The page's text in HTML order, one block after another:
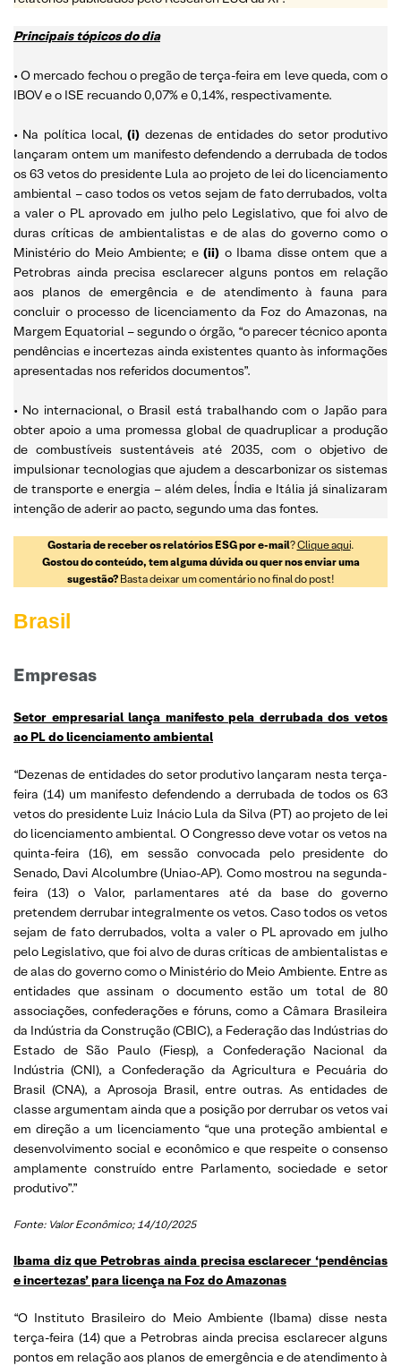
Principais tópicos do dia
• O mercado fechou o pregão de terça-feira em leve queda, com o
IBOV e o ISE recuando 0,07% e 0,14%, respectivamente.
• Na política local,(i) dezenas de entidades do setor produtivo
lançaram ontem um manifesto defendendo a derrubada de todos
os 63 vetos do presidente Lula ao projeto de lei do licenciamento
ambiental – caso todos os vetos sejam de fato derrubados, volta
a valer o PL aprovado em julho pelo Legislativo, que foi alvo de
duras críticas de ambientalistas e de alas do governo como o
Ministério do Meio Ambiente; e(ii) o Ibama disse ontem que a
Petrobras ainda precisa esclarecer alguns pontos em relação
aos planos de emergência e de atendimento à fauna para
concluir o processo de licenciamento da Foz do Amazonas, na
Margem Equatorial – segundo o órgão, “o parecer técnico aponta
pendências e incertezas ainda existentes quanto às informações
apresentadas nos referidos documentos”.
• No internacional, o Brasil está trabalhando com o Japão para
obter apoio a uma promessa global de quadruplicar a produção
de combustíveis sustentáveis até 2035, com o objetivo de
impulsionar tecnologias que ajudem a descarbonizar os sistemas
de transporte e energia – além deles, Índia e Itália já sinalizaram
intenção de aderir ao pacto, segundo uma das fontes.
Gostaria de receber os relatórios ESG por e-mail?Clique aqui.
Gostou do conteúdo, tem alguma dúvida ou quer nos enviar uma
sugestão?Basta deixar um comentário no final do post!
Brasil
Empresas
Setor empresarial lança manifesto pela derrubada dos vetos
ao PL do licenciamento ambiental
“Dezenas de entidades do setor produtivo lançaram nesta terça-
feira (14) um manifesto defendendo a derrubada de todos os 63
vetos do presidente Luiz Inácio Lula da Silva (PT) ao projeto de lei
do licenciamento ambiental. O Congresso deve votar os vetos na
quinta-feira (16), em sessão convocada pelo presidente do
Senado, Davi Alcolumbre (Uniao-AP). Como mostrou na segunda-
feira (13) o Valor, parlamentares até da base do governo
pretendem derrubar integralmente os vetos. Caso todos os vetos
sejam de fato derrubados, volta a valer o PL aprovado em julho
pelo Legislativo, que foi alvo de duras críticas de ambientalistas e
de alas do governo como o Ministério do Meio Ambiente. Entre as
entidades que assinam o documento estão um total de 80
associações, confederações e fóruns, como a Câmara Brasileira
da Indústria da Construção (CBIC), a Federação das Indústrias do
Estado de São Paulo (Fiesp), a Confederação Nacional da
Indústria (CNI), a Confederação da Agricultura e Pecuária do
Brasil (CNA), a Aprosoja Brasil, entre outras. As entidades de
classe argumentam ainda que a posição por derrubar os vetos vai
em direção a um licenciamento “que una proteção ambiental e
desenvolvimento social e econômico e que respeite o consenso
amplamente construído entre Parlamento, sociedade e setor
produtivo”.”
Fonte: Valor Econômico; 14/10/2025
Ibama diz que Petrobras ainda precisa esclarecer ‘pendências
e incertezas’ para licença na Foz do Amazonas
“O Instituto Brasileiro do Meio Ambiente (Ibama) disse nesta
terça-feira (14) que a Petrobras ainda precisa esclarecer alguns
pontos em relação aos planos de emergência e de atendimento à